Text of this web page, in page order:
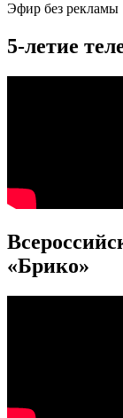
Эфир без рекламы
5-летие
«Брико»